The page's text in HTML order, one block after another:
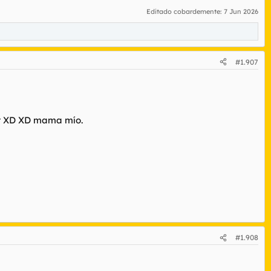
Editado cobardemente: 7 Jun 2026
#1.907
XD mama mío.
#1.908